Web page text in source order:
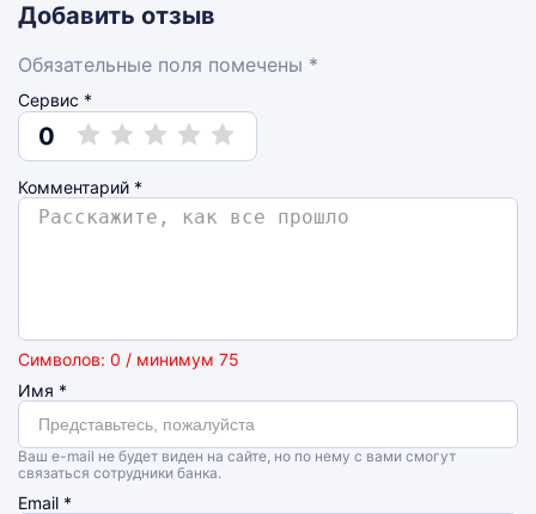
Добавить отзыв
Обязательные поля помечены *
Сервис *
0
Комментарий *
Символов: 0 / минимум 75
Имя *
Ваш e-mail не будет виден на сайте, но по нему с вами смогут
связаться сотрудники банка.
Email *